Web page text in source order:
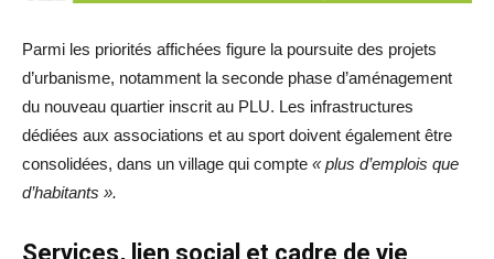
Parmi les priorités affichées figure la poursuite des projets
d’urbanisme, notamment la seconde phase d’aménagement
du nouveau quartier inscrit au PLU. Les infrastructures
dédiées aux associations et au sport doivent également être
consolidées, dans un village qui compte « plus d’emplois que
d’habitants ».
Services, lien social et cadre de vie